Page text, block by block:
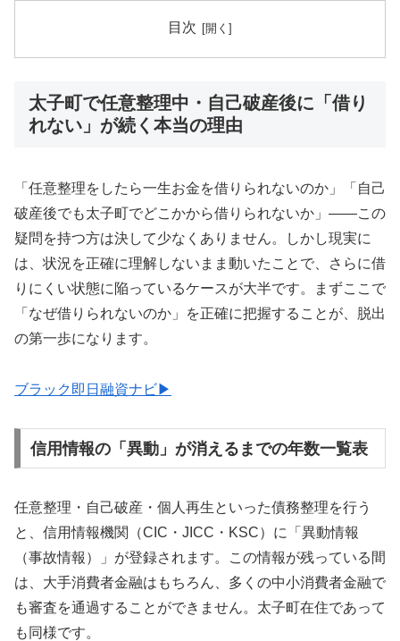
目次
太子町で任意整理中・自己破産後に「借り
れない」が続く本当の理由
「任意整理をしたら一生お金を借りられないのか」「自己
破産後でも太子町でどこかから借りられないか」——この
疑問を持つ方は決して少なくありません。しかし現実に
は、状況を正確に理解しないまま動いたことで、さらに借
りにくい状態に陥っているケースが大半です。まずここで
「なぜ借りられないのか」を正確に把握することが、脱出
の第一歩になります。
ブラック即日融資ナビ▶
信用情報の「異動」が消えるまでの年数一覧表
任意整理・自己破産・個人再生といった債務整理を行う
と、信用情報機関（CIC・JICC・KSC）に「異動情報
（事故情報）」が登録されます。この情報が残っている間
は、大手消費者金融はもちろん、多くの中小消費者金融で
も審査を通過することができません。太子町在住であって
も同様です。